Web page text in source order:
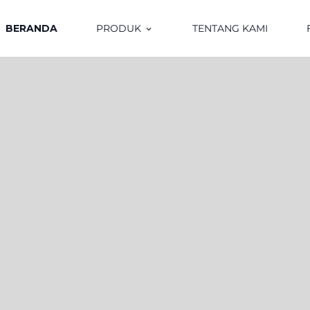
BERANDA PRODUK keyboard_arrow_down TENTANG KAMI